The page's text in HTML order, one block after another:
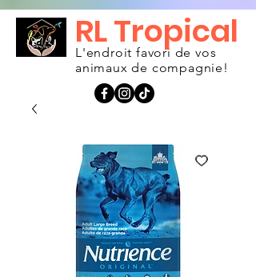
L'endroit favori de vos
animaux de compagnie!
RL Tropical